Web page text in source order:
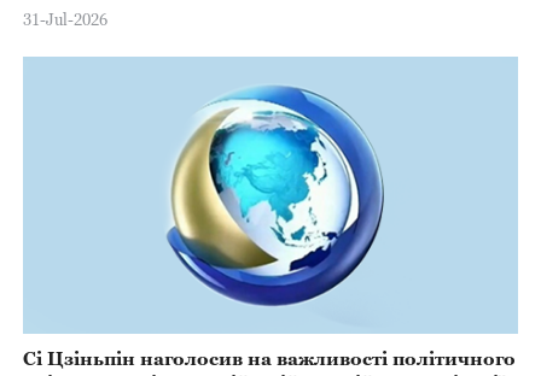
31-Jul-2026
Сі Цзіньпін наголосив на важливості політичного